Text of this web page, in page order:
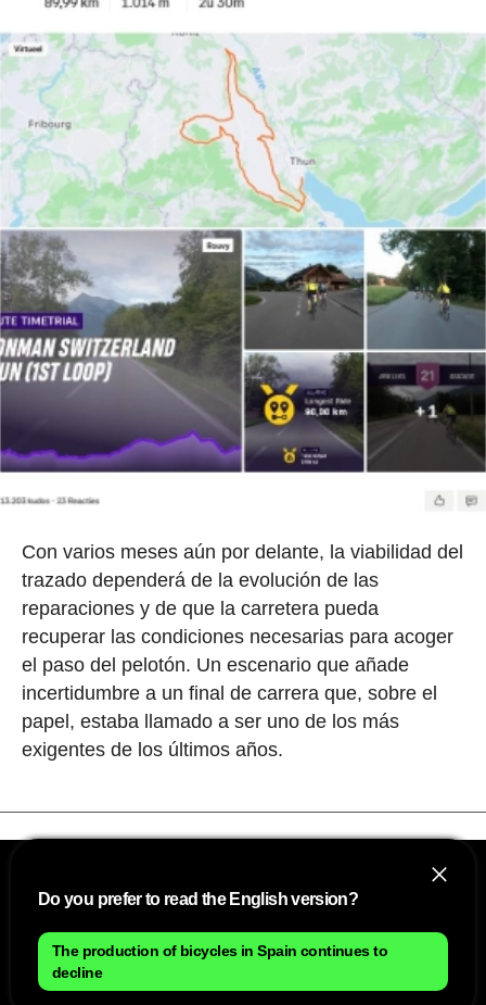
Con varios meses aún por delante, la viabilidad del
trazado dependerá de la evolución de las
reparaciones y de que la carretera pueda
recuperar las condiciones necesarias para acoger
el paso del pelotón. Un escenario que añade
incertidumbre a un final de carrera que, sobre el
papel, estaba llamado a ser uno de los más
exigentes de los últimos años.
Do you prefer to read the English version?
The production of bicycles in Spain continues to
decline